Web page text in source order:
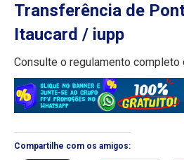
Transferência de
Itaucard / iupp
Consulte o regulamento completo
Compartilhe com os amigos: